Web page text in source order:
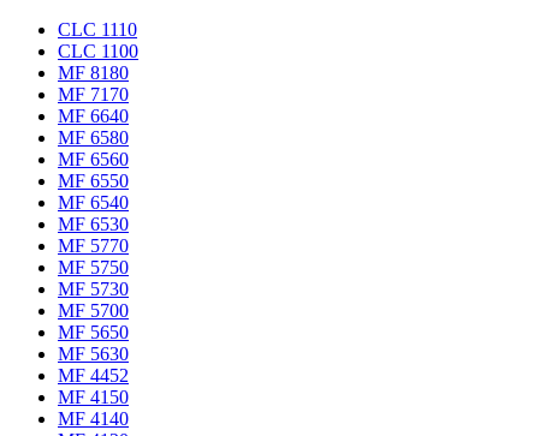
CLC 1110
CLC 1100
MF 8180
MF 7170
MF 6640
MF 6580
MF 6560
MF 6550
MF 6540
MF 6530
MF 5770
MF 5750
MF 5730
MF 5700
MF 5650
MF 5630
MF 4452
MF 4150
MF 4140